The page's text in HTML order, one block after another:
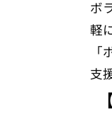
ボ
軽
支